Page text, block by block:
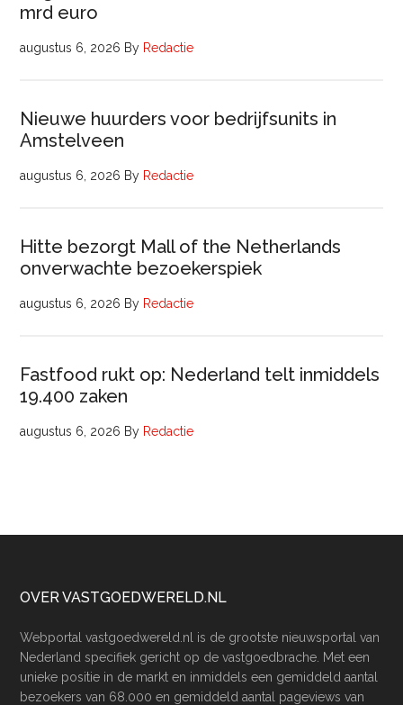
mrd euro
augustus 6, 2026 By Redactie
Nieuwe huurders voor bedrijfsunits in
Amstelveen
augustus 6, 2026 By Redactie
Hitte bezorgt Mall of the Netherlands
onverwachte bezoekerspiek
augustus 6, 2026 By Redactie
Fastfood rukt op: Nederland telt inmiddels
19.400 zaken
augustus 6, 2026 By Redactie
Footer
OVER VASTGOEDWERELD.NL
Webportal vastgoedwereld.nl is de grootste nieuwsportal van
Nederland specifiek gericht op de vastgoedbrache. Met een
unieke positie in de markt en inmiddels een gemiddeld aantal
bezoekers van 68.000 en gemiddeld aantal pageviews van